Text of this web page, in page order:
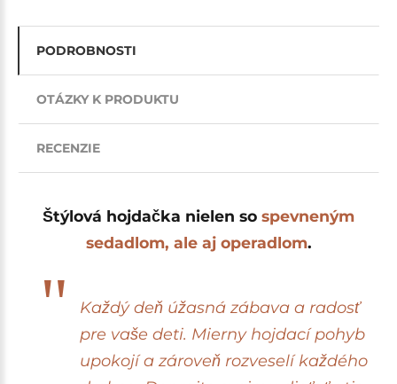
PODROBNOSTI
OTÁZKY K PRODUKTU
RECENZIE
Štýlová hojdačka nielen so spevneným
sedadlom, ale aj operadlom.
Každý deň úžasná zábava a radosť
pre vaše deti. Mierny hojdací pohyb
upokojí a zároveň rozveselí každého